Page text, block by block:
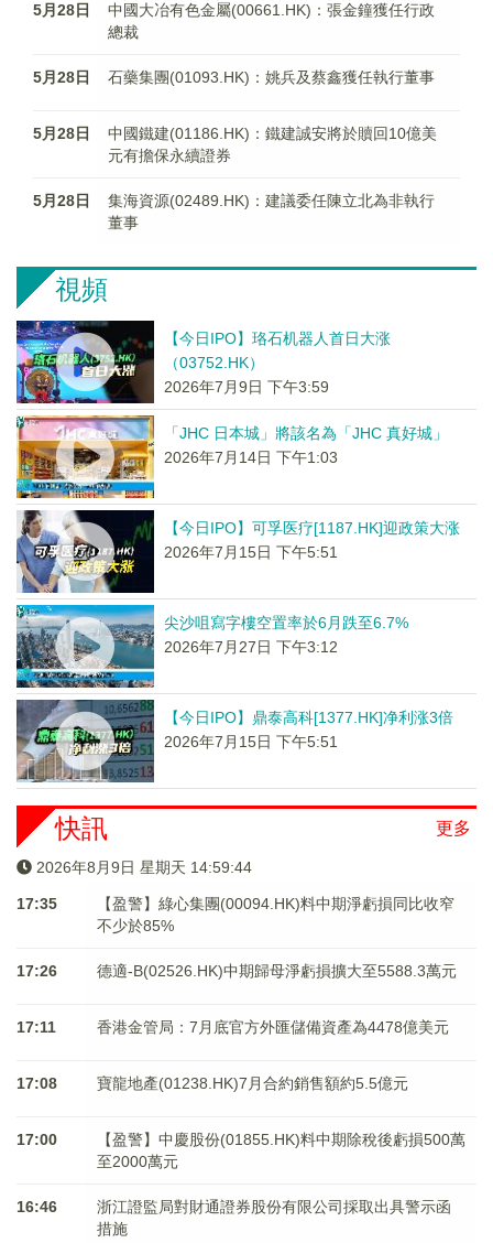
5月28日
中國大冶有色金屬(00661.HK)：張金鐘獲任行政
總裁
5月28日 石藥集團(01093.HK)：姚兵及蔡鑫獲任執行董事
5月28日
中國鐵建(01186.HK)：鐵建誠安將於贖回10億美
元有擔保永續證券
5月28日
集海資源(02489.HK)：建議委任陳立北為非執行
董事
視頻
【今日IPO】珞石机器人首日大涨
（03752.HK）
2026年7月9日 下午3:59
「JHC 日本城」將該名為「JHC 真好城」
2026年7月14日 下午1:03
【今日IPO】可孚医疗[1187.HK]迎政策大涨
2026年7月15日 下午5:51
尖沙咀寫字樓空置率於6月跌至6.7%
2026年7月27日 下午3:12
【今日IPO】鼎泰高科[1377.HK]净利涨3倍
2026年7月15日 下午5:51
更多
快訊
2026年8月9日 星期天 14:59:44
17:35
【盈警】綠心集團(00094.HK)料中期淨虧損同比收窄
不少於85%
17:26 德適-B(02526.HK)中期歸母淨虧損擴大至5588.3萬元
17:11 香港金管局：7月底官方外匯儲備資產為4478億美元
17:08 寶龍地產(01238.HK)7月合約銷售額約5.5億元
17:00
【盈警】中慶股份(01855.HK)料中期除稅後虧損500萬
至2000萬元
16:46
浙江證監局對財通證券股份有限公司採取出具警示函
措施